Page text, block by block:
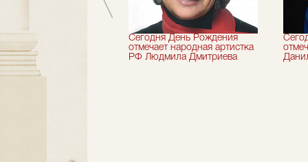
искусств
Николай Максимов
Сегодня День Рождения
отмечает народная артистка
РФ Людмила Дмитриева